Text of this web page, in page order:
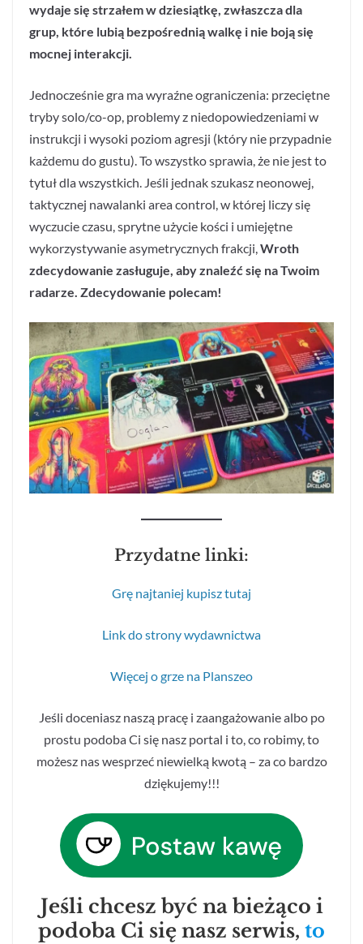
wydaje się strzałem w dziesiątkę, zwłaszcza dla
grup, które lubią bezpośrednią walkę i nie boją się
mocnej interakcji.
Jednocześnie gra ma wyraźne ograniczenia: przeciętne
tryby solo/co-op, problemy z niedopowiedzeniami w
instrukcji i wysoki poziom agresji (który nie przypadnie
każdemu do gustu). To wszystko sprawia, że nie jest to
tytuł dla wszystkich. Jeśli jednak szukasz neonowej,
taktycznej nawalanki area control, w której liczy się
wyczucie czasu, sprytne użycie kości i umiejętne
wykorzystywanie asymetrycznych frakcji,Wroth
zdecydowanie zasługuje, aby znaleźć się na Twoim
radarze. Zdecydowanie polecam!
Przydatne linki:
Grę najtaniej kupisz tutaj
Link do strony wydawnictwa
Więcej o grze na Planszeo
Jeśli doceniasz naszą pracę i zaangażowanie albo po
prostu podoba Ci się nasz portal i to, co robimy, to
możesz nas wesprzeć niewielką kwotą – za co bardzo
dziękujemy!!!
Jeśli chcesz być na bieżąco i
podoba Ci się nasz serwis, to